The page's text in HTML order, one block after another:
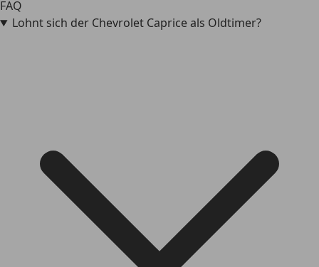
FAQ
Lohnt sich der Chevrolet Caprice als Oldtimer?